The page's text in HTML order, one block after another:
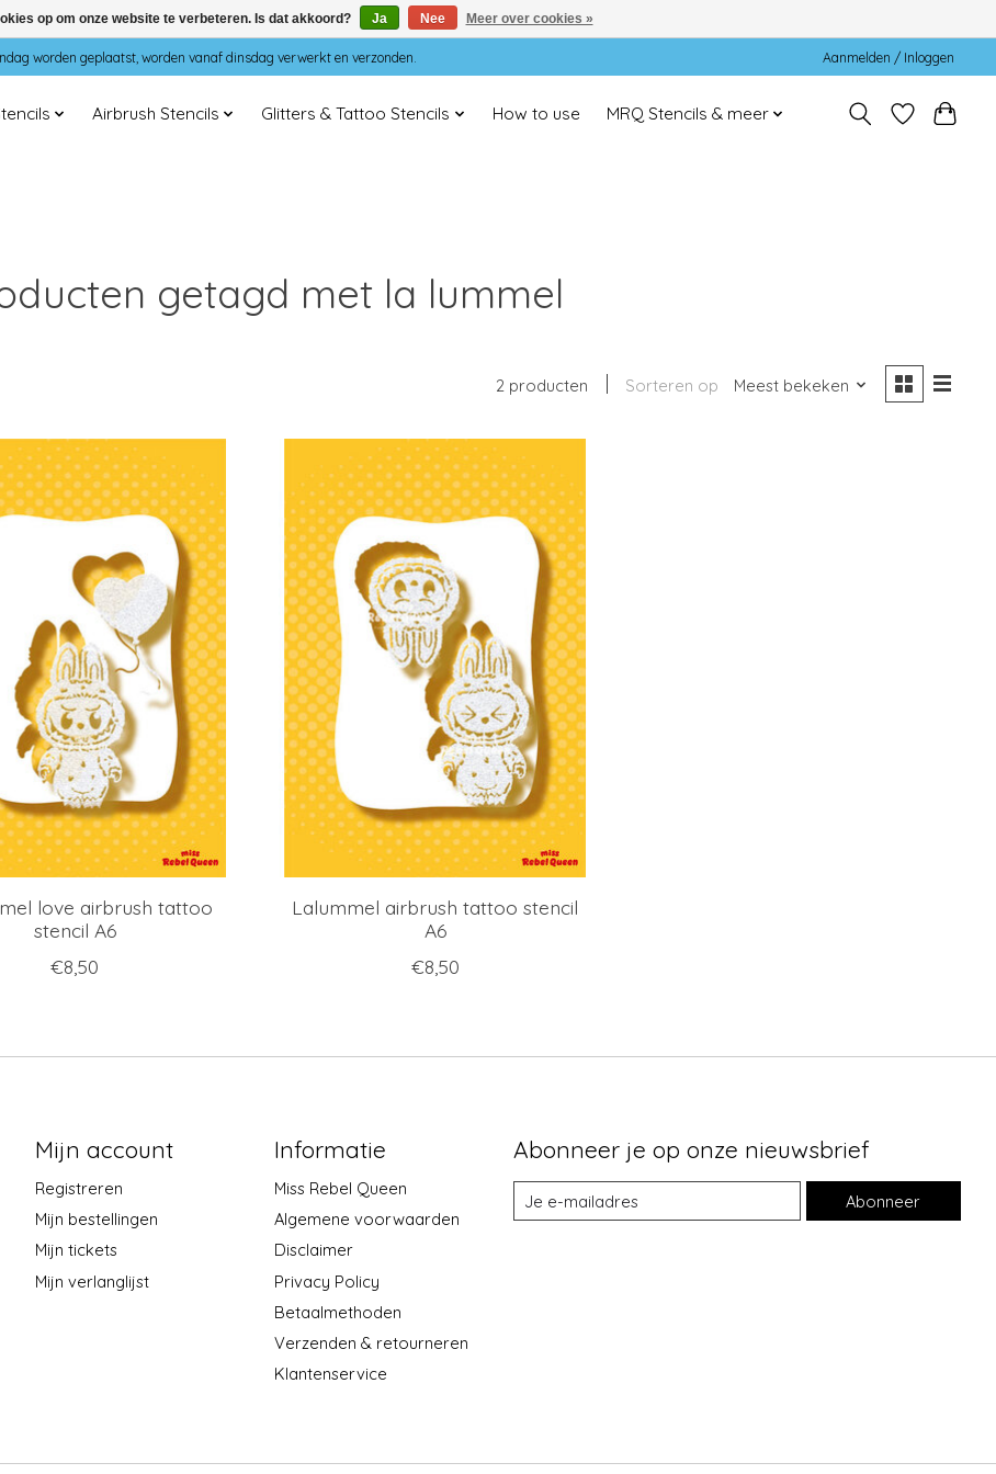
worden geplaatst, worden vanaf dinsdag verwerkt en verzonden. Aanmelden / Inloggen
Airbrush Stencils Glitters & Tattoo Stencils How to use MRQ Stencils & meer
getagd met la lummel
2 producten Sorteren op Meest bekeken
love airbrush tattoo
stencil A6
€8,50
Lalummel airbrush tattoo stencil
A6
€8,50
Mijn account
Registreren
Mijn bestellingen
Mijn tickets
Mijn verlanglijst
Informatie
Miss Rebel Queen
Algemene voorwaarden
Disclaimer
Privacy Policy
Betaalmethoden
Verzenden & retourneren
Klantenservice
Abonneer je op onze nieuwsbrief
Abonneer
op om onze website te verbeteren. Is dat akkoord? Ja Nee Meer over cookies »